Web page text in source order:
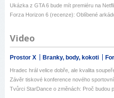
Ukázka z GTA 6 bude mít premiéru na
Forza Horizon 6 (recenze): Oblíbené
Video
Prostor X Branky, body, kokoti
Hradec hrál velice dobře, ale kvalita
Závěr tiskové konference nového
Tvůrci StarDance o změnách: Proč budou